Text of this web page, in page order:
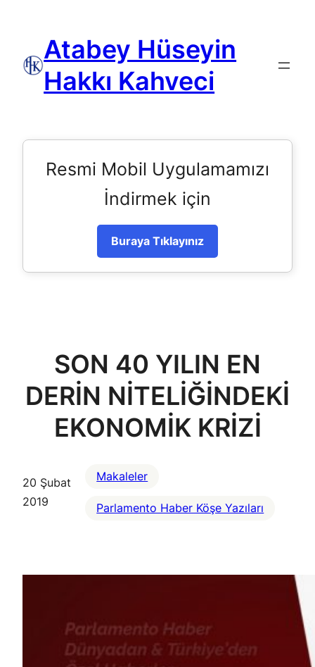
Atabey Hüseyin
Hakkı Kahveci
Resmi Mobil Uygulamamızı
İndirmek için
Buraya Tıklayınız
SON 40 YILIN EN
DERİN NİTELİĞİNDEKİ
EKONOMİK KRİZİ
20 Şubat
2019
Makaleler
Parlamento Haber Köşe Yazıları